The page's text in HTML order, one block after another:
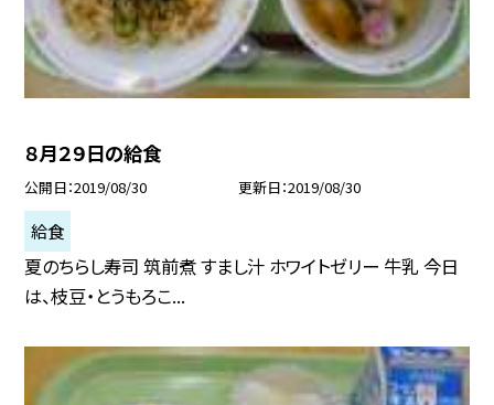
８月２９日の給食
公開日 2019/08/30 更新日 2019/08/30
給食
夏のちらし寿司 筑前煮 すまし汁 ホワイトゼリー 牛乳 今日
は、枝豆・とうもろこ...